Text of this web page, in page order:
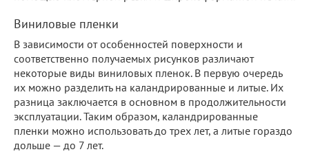
Виниловые пленки
В зависимости от особенностей поверхности и
соответственно получаемых рисунков различают
некоторые виды виниловых пленок. В первую очередь
их можно разделить на каландрированные и литые. Их
разница заключается в основном в продолжительности
эксплуатации. Таким образом, каландрированные
пленки можно использовать до трех лет, а литые гораздо
дольше — до 7 лет.